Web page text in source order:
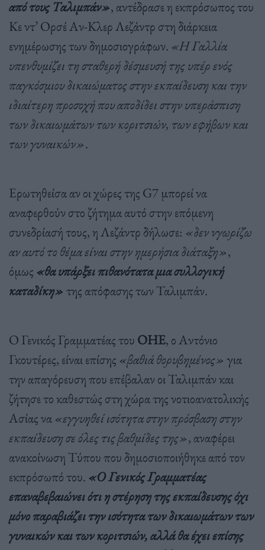
από τους Ταλιμπάν», αντέδρασε η εκπρόσωπος του
Κε ντ’ Ορσέ Αν-Κλερ Λεζάντρ στη διάρκεια
ενημέρωσης των δημοσιογράφων. «Η Γαλλία
υπενθυμίζει τη σταθερή δέσμευσή της υπέρ ενός
παγκόσμιου δικαιώματος στην εκπαίδευση και την
ιδιαίτερη προσοχή που αποδίδει στην υπεράσπιση
των δικαιωμάτων των κοριτσιών, των εφήβων και
των γυναικών».
Ερωτηθείσα αν οι χώρες της G7 μπορεί να
αναφερθούν στο ζήτημα αυτό στην επόμενη
συνεδρίασή τους, η Λεζάντρ δήλωσε: «δεν νγωρίζω
αν αυτό το θέμα είναι στην ημερήσια διάταξη»,
όμως «θα υπάρξει πιθανότατα μια συλλογική
καταδίκη» της απόφασης των Ταλιμπάν.
Ο Γενικός Γραμματέας του ΟΗΕ, ο Αντόνιο
Γκουτέρες, είναι επίσης «βαθιά θορυβημένος» για
την απαγόρευση που επέβαλαν οι Ταλιμπάν και
ζήτησε το καθεστώς στη χώρα της νοτιοανατολικής
Ασίας να«εγγυηθεί ισότητα στην πρόσβαση στην
εκπαίδευση σε όλες τις βαθμίδες της», αναφέρει
ανακοίνωση Τύπου που δημοσιοποιήθηκε από τον
εκπρόσωπό του. «Ο Γενικός Γραμματέας
επαναβεβαιώνει ότι η στέρηση της εκπαίδευσης όχι
μόνο παραβιάζει την ισότητα των δικαιωμάτων των
γυναικών και των κοριτσιών, αλλά θα έχει επίσης